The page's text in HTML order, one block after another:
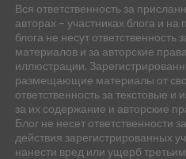
Вся ответственность за
авторах – участниках блога и
блога не несут
материалов и за авторские
иллюстрации.
размещающие материалы от
ответственность за текстовые
за их содержание и авторские
Блог не несет
действия зарегистрированных
нанести вред или ущерб